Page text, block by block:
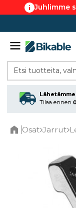
Juhlimme
Etsi tuotteita,
Tilaa ennen
Osat Jarrut